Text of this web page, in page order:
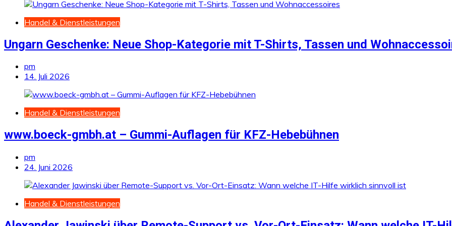
Handel & Dienstleistungen
Ungarn Geschenke: Neue Shop-Kategorie mit T-Shirts, Tassen und
pm
14. Juli 2026
Handel & Dienstleistungen
www.boeck-gmbh.at – Gummi-Auflagen für KFZ-Hebebühnen
pm
24. Juni 2026
Handel & Dienstleistungen